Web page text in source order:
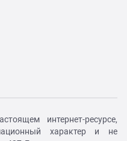
интернет-ресурсе,
характер и не